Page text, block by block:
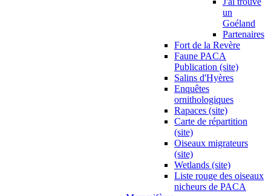
un
Goéland
Partenaires
Fort de la Revère
Faune PACA
Publication (site)
Salins d'Hyères
Enquêtes
ornithologiques
Rapaces (site)
Carte de répartition
(site)
Oiseaux migrateurs
(site)
Wetlands (site)
Liste rouge des oiseaux
nicheurs de PACA